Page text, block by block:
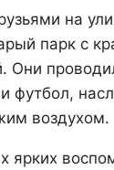
на
парк с
Они
футбол,
воздухом.
ярких